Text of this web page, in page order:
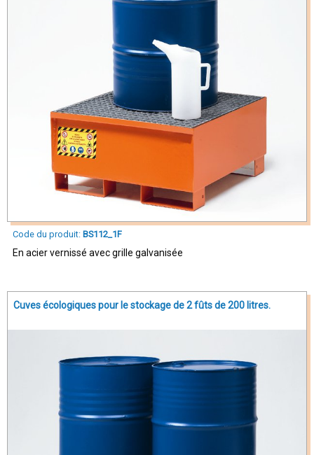
Code du produit: BS112_1F
En acier vernissé avec grille galvanisée
Cuves écologiques pour le stockage de 2 fûts de 200 litres.